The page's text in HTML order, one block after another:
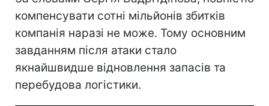
компенсувати сотні мільйонів збитків
компанія наразі не може. Тому основним
завданням після атаки стало
якнайшвидше відновлення запасів та
перебудова логістики.